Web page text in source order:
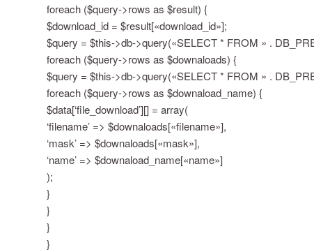
foreach ($query->rows as $result) {
$download_id = $result[«download_id»];
$query = $this->db->query(«SELECT * FROM » .
foreach ($query->rows as $downaloads) {
$query = $this->db->query(«SELECT * FROM » .
foreach ($query->rows as $downaload_name) {
$data[‘file_download’][] = array(
‘filename’ => $downaloads[«filename»],
‘mask’ => $downaloads[«mask»],
‘name’ => $downaload_name[«name»]
);
}
}
}
}